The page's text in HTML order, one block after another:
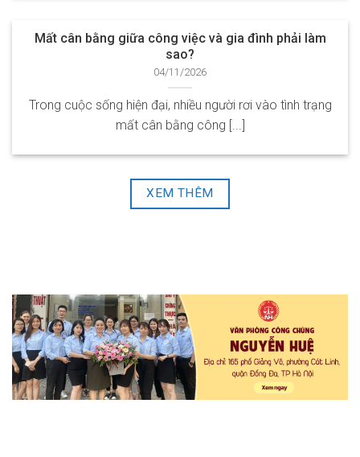
Mất cân bằng giữa công việc và gia đình phải làm
sao?
04/11/2026
Trong cuộc sống hiện đại, nhiều người rơi vào tình trạng
mất cân bằng công [...]
XEM THÊM